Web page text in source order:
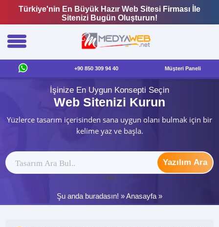
Türkiye'nin En Büyük Hazır Web Sitesi Firması İle
Sitenizi Bugün Oluşturun!
+90 850 309 94 40 Müşteri Paneli
İşinize En Uygun Konsepti Seçin
Web Sitenizi Kurun
Yüzlerce tasarım içerisinden sana uygun olanı bulmak için bir
kelime yaz ve başla.
Yazılım Ara
ytag
Şu anda buradasın! »Anasayfa »